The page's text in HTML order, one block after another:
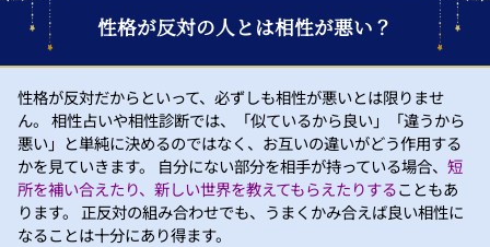
性格が反対の人とは相性が悪い？
性格が反対だからといって、必ずしも相性が悪いとは限りませ
ん。 相性占いや相性診断では、「似ているから良い」「違うから
悪い」と単純に決めるのではなく、お互いの違いがどう作用する
かを見ていきます。 自分にない部分を相手が持っている場合、 短
所を補い合えたり、新しい世界を教えてもらえたりすることもあ
ります。 正反対の組み合わせでも、うまくかみ合えば良い相性に
なることは十分にあり得ます。